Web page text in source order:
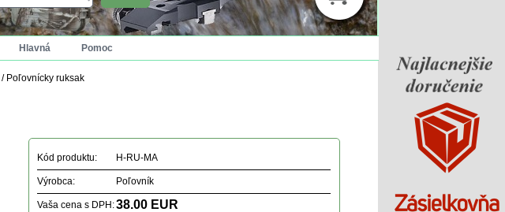
Hlavná Pomoc
/ Poľovnícky ruksak
Kód produktu: H-RU-MA
Výrobca: Poľovník
Vaša cena s DPH:38.00 EUR